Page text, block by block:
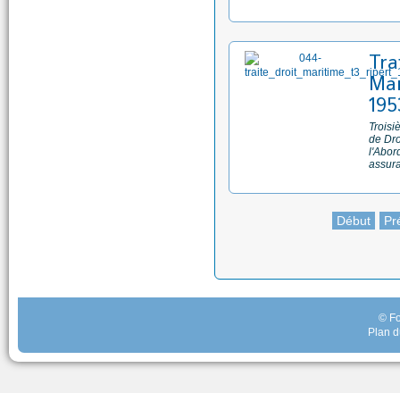
de
Début
©
Plan